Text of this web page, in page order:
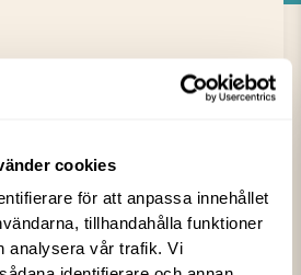
cookies
för att anpassa innehållet
tillhandahålla funktioner
analysera vår trafik. Vi
till er alla
23 DEC 2025